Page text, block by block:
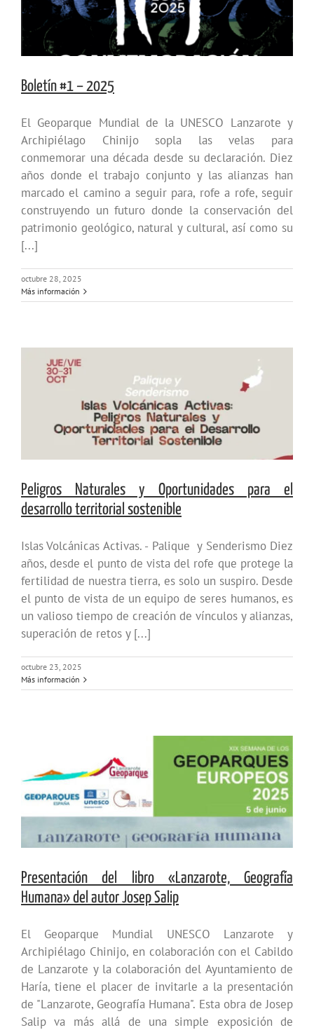
Boletín #1 – 2025
El Geoparque Mundial de la UNESCO Lanzarote y
Archipiélago Chinijo sopla las velas para
conmemorar una década desde su declaración. Diez
años donde el trabajo conjunto y las alianzas han
marcado el camino a seguir para, rofe a rofe, seguir
construyendo un futuro donde la conservación del
patrimonio geológico, natural y cultural, así como su
[...]
octubre 28, 2025
Más información
Peligros Naturales y Oportunidades para el
desarrollo territorial sostenible
Islas Volcánicas Activas. - Palique y Senderismo Diez
años, desde el punto de vista del rofe que protege la
fertilidad de nuestra tierra, es solo un suspiro. Desde
el punto de vista de un equipo de seres humanos, es
un valioso tiempo de creación de vínculos y alianzas,
superación de retos y [...]
octubre 23, 2025
Más información
Presentación del libro «Lanzarote, Geografía
Humana» del autor Josep Salip
El Geoparque Mundial UNESCO Lanzarote y
Archipiélago Chinijo, en colaboración con el Cabildo
de Lanzarote y la colaboración del Ayuntamiento de
Haría, tiene el placer de invitarle a la presentación
de "Lanzarote, Geografía Humana". Esta obra de Josep
Salip va más allá de una simple exposición de